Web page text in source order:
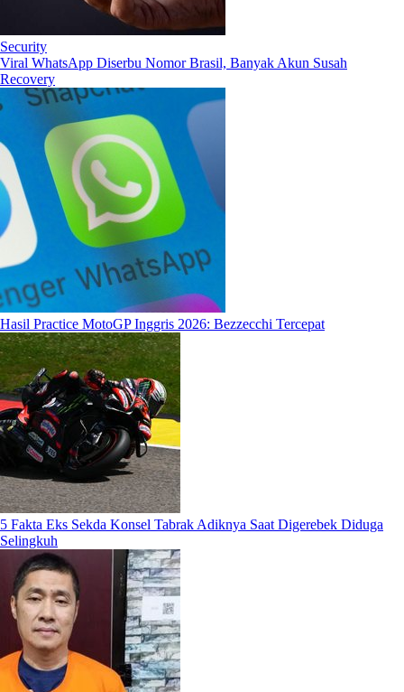
Security
Viral WhatsApp Diserbu Nomor Brasil, Banyak Akun Susah
Recovery
Hasil Practice MotoGP Inggris 2026: Bezzecchi Tercepat
5 Fakta Eks Sekda Konsel Tabrak Adiknya Saat Digerebek Diduga
Selingkuh